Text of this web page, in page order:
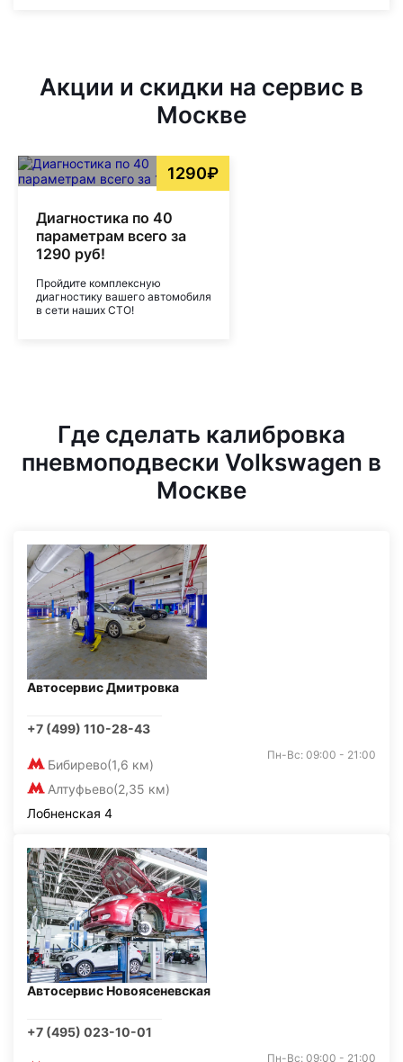
Акции и скидки на сервис в
Москве
1290₽
Диагностика по 40
параметрам всего за
1290 руб!
Пройдите комплексную
диагностику вашего автомобиля
в сети наших СТО!
Где сделать калибровка
пневмоподвески Volkswagen в
Москве
Автосервис Дмитровка
+7 (499) 110-28-43
Бибирево(1,6 км)
Алтуфьево(2,35 км)
Пн-Вс: 09:00 - 21:00
Лобненская 4
Автосервис Новоясеневская
+7 (495) 023-10-01
Пн-Вс: 09:00 - 21:00